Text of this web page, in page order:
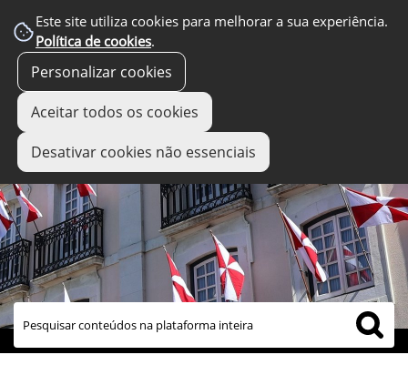
Este site utiliza cookies para melhorar a sua experiência.
Política de cookies.
Personalizar cookies
Aceitar todos os cookies
Desativar cookies não essenciais
links úteis